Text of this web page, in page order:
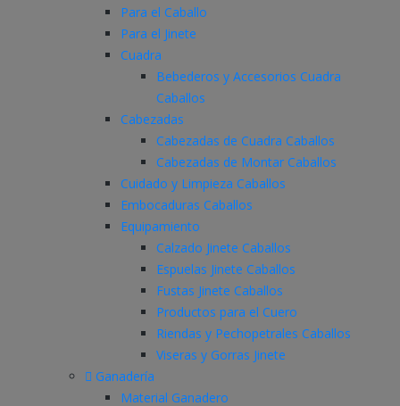
Para el Caballo
Para el Jinete
Cuadra
Bebederos y Accesorios Cuadra
Caballos
Cabezadas
Cabezadas de Cuadra Caballos
Cabezadas de Montar Caballos
Cuidado y Limpieza Caballos
Embocaduras Caballos
Equipamiento
Calzado Jinete Caballos
Espuelas Jinete Caballos
Fustas Jinete Caballos
Productos para el Cuero
Riendas y Pechopetrales Caballos
Viseras y Gorras Jinete
Ganadería
Material Ganadero